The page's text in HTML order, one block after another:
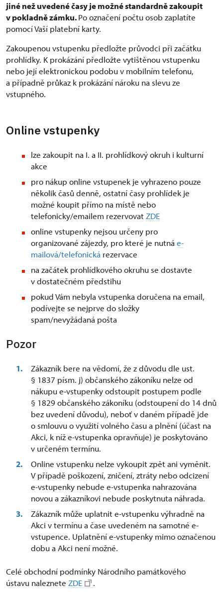
jiné než uvedené časy je možné standardně zakoupit
v pokladně zámku.Po označení počtu osob zaplatíte
pomocí Vaší platební karty.
Zakoupenou vstupenku předložte průvodci při začátku
prohlídky. K prokázání předložte vytištěnou vstupenku
nebo její elektronickou podobu v mobilním telefonu,
a případně průkaz k prokázání nároku na slevu ze
vstupného.
Online vstupenky
lze zakoupit na I. a II. prohlídkový okruh i kulturní
akce
pro nákup online vstupenek je vyhrazeno pouze
několik časů denně, ostatní časy prohlídek je
možné koupit přímo na místě nebo
telefonicky/emailem rezervovat ZDE
online vstupenky nejsou určeny pro
organizované zájezdy, pro které je nutná e-
mailová/telefonická rezervace
na začátek prohlídkového okruhu se dostavte
v dostatečném předstihu
pokud Vám nebyla vstupenka doručena na email,
podívejte se nejprve do složky
spam/nevyžádaná pošta
Pozor
Zákazník bere na vědomí, že z důvodu dle ust.
§ 1837 písm. j) občanského zákoníku nelze od
nákupu e-vstupenky odstoupit postupem podle
§ 1829 občanského zákoníku (odstoupení do 14 dnů
bez uvedení důvodu), neboť v daném případě jde
o smlouvu o využití volného času a plnění (účast na
Akci, k níž e-vstupenka opravňuje) je poskytováno
v určeném termínu.
Online vstupenku nelze vykoupit zpět ani vyměnit.
V případě poškození, zničení, ztráty nebo odcizení
e-vstupenky nebude e-vstupenka nahrazována
novou a zákazníkovi nebude poskytnuta náhrada.
Zákazník může uplatnit e-vstupenku výhradně na
Akci v termínu a čase uvedeném na samotné e-
vstupence. Uplatnění e-vstupenky mimo označenou
dobu a Akci není možné.
Celé obchodní podmínky Národního památkového
ústavu naleznete ZDE .